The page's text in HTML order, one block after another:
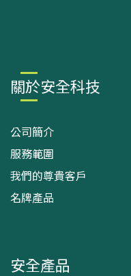
關於安全科技
公司簡介
服務範圍
我們的尊貴客戶
名牌產品
安全產品